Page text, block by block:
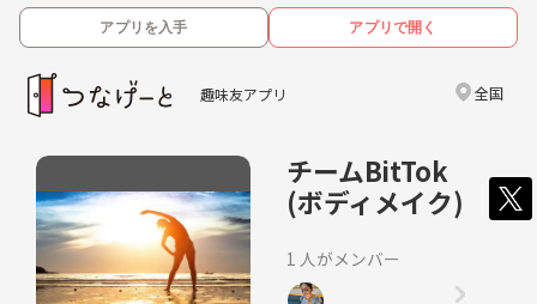
アプリを入手 アプリで開く
趣味友アプリ 全国
チームBitTok
(ボディメイク)
1 人がメンバー